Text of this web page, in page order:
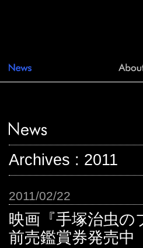
Archives : 2011
2011/02/22
映画『手塚治虫の
前売鑑賞券発売中